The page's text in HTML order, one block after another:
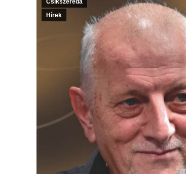
Csíkszereda
Hírek